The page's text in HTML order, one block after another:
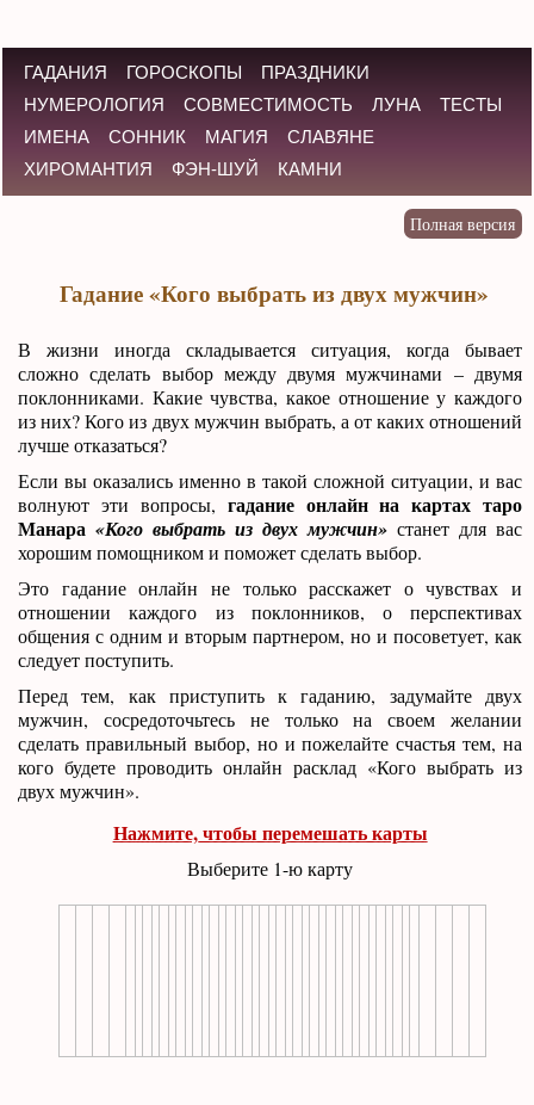
ГАДАНИЯ ГОРОСКОПЫ
ПРАЗДНИКИ
НУМЕРОЛОГИЯ
СОВМЕСТИМОСТЬ ЛУНА
ТЕСТЫ
ИМЕНА
СОННИК МАГИЯ
СЛАВЯНЕ
ХИРОМАНТИЯ
ФЭН-ШУЙ КАМНИ
Гадание «Кого выбрать из двух мужчин»
В жизни иногда складывается ситуация, когда бывает
сложно сделать выбор между двумя мужчинами – двумя
поклонниками. Какие чувства, какое отношение у каждого
из них? Кого из двух мужчин выбрать, а от каких отношений
лучше отказаться?
Если вы оказались именно в такой сложной ситуации, и вас
волнуют эти вопросы, гадание онлайн на картах таро
Манара«Кого выбрать из двух мужчин» станет для вас
хорошим помощником и поможет сделать выбор.
Это гадание онлайн не только расскажет о чувствах и
отношении каждого из поклонников, о перспективах
общения с одним и вторым партнером, но и посоветует, как
следует поступить.
Перед тем, как приступить к гаданию, задумайте двух
мужчин, сосредоточьтесь не только на своем желании
сделать правильный выбор, но и пожелайте счастья тем, на
кого будете проводить онлайн расклад «Кого выбрать из
двух мужчин».
Нажмите, чтобы перемешать карты
Выберите 1-ю карту